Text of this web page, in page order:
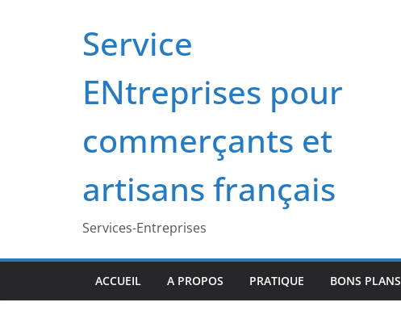
Service
ENtreprises pour
commerçants et
artisans français
Services-Entreprises
ACCUEIL A PROPOS PRATIQUE BONS PLANS